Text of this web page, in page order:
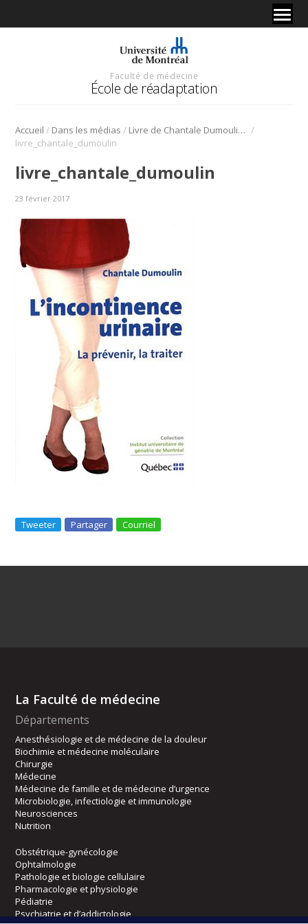
Faculté de médecine
École de réadaptation
Accueil / Dans les médias / Livre de Chantale Dumoulin « L’incontinence urinaire » /
livre_chantale_dumoulin
livre_chantale_dumoulin
23 février 2017
Tweeter Partager Courriel
La Faculté de médecine
Départements
Anesthésiologie et de médecine de la douleur
Biochimie et médecine moléculaire
Chirurgie
Médecine
Médecine de famille et de médecine d’urgence
Microbiologie, infectiologie et immunologie
Neurosciences
Nutrition
Obstétrique-gynécologie
Ophtalmologie
Pathologie et biologie cellulaire
Pharmacologie et physiologie
Pédiatrie
Psychiatrie et d’addictologie